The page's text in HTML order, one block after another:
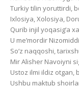
Turkiy tilin yoruttirdi,
Ixlosiya, Xolosiya,
Qurib injil yoqasig‘a
U me’mordir
So‘z naqqoshi,
Mir Alisher Navoiyni
Ustoz ilmi ildiz otgan,
Ushbu maktub